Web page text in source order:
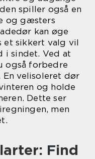
spiller også en
og gæsters
kan øge
et sikkert valg vil
i sindet. Ved at
også forbedre
velisoleret dør
og holde
Dette ser
men
Find